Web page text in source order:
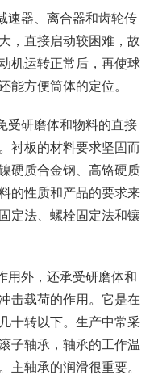
速器、离合器和齿轮传
，直接启动较困难，故
机运转正常后，再使球
能方便筒体的定位。
受研磨体和物料的直接
衬板的材料要求坚固而
硬质合金钢、高铬硬质
的性质和产品的要求来
定法、螺栓固定法和镶
用外，还承受研磨体和
击载荷的作用。它是在
十转以下。生产中常采
子轴承，轴承的工作温
主轴承的润滑很重要。